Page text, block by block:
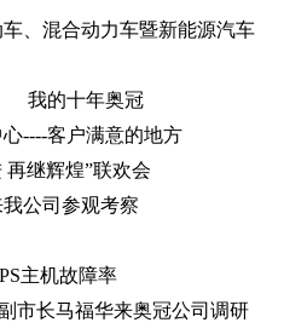
、混合动力车暨新能源汽车
我的十年奥冠
----客户满意的地方
继辉煌”联欢会
公司参观考察
主机故障率
市长马福华来奥冠公司调研